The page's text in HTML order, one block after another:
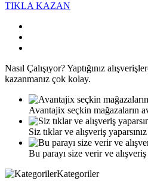
TIKLA KAZAN
Nasıl Çalışıyor?Yaptığınız
kazanmanız çok kolay.
Avantajix seçkin mağazaların
Siz tıklar ve alışveriş
Bu parayı size verir ve
Kategoriler